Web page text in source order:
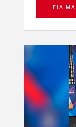
LEIA